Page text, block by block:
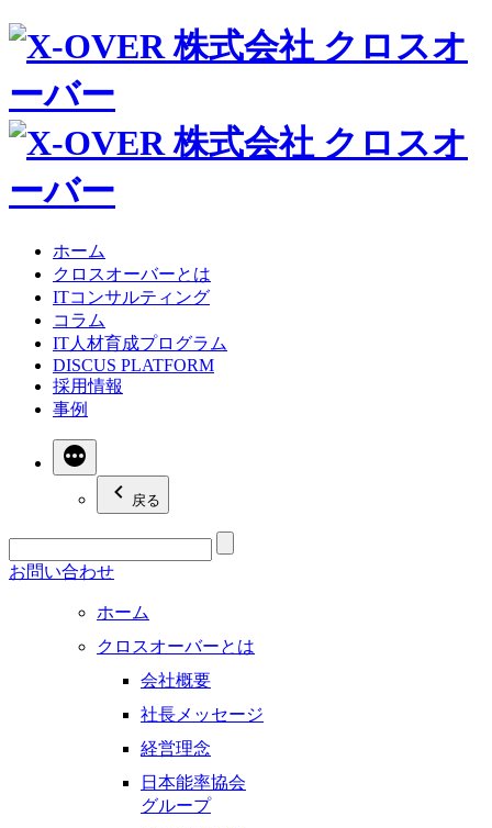
ホーム
クロスオーバーとは
ITコンサルティング
コラム
IT人材育成プログラム
DISCUS PLATFORM
採用情報
事例
続
き
戻る
お問い合わせ
ホーム
クロスオーバーとは
会社概要
社長メッセージ
経営理念
日本能率協会
グループ